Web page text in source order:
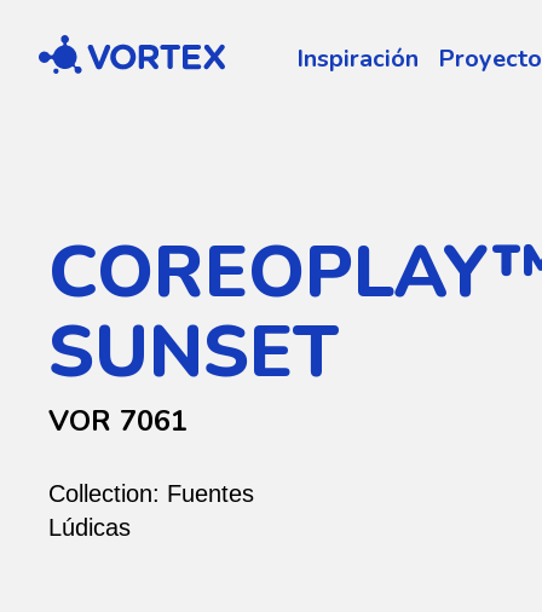
Vortex Inspiración
SUNSET
VOR 7061
Collection: Fuentes
Lúdicas